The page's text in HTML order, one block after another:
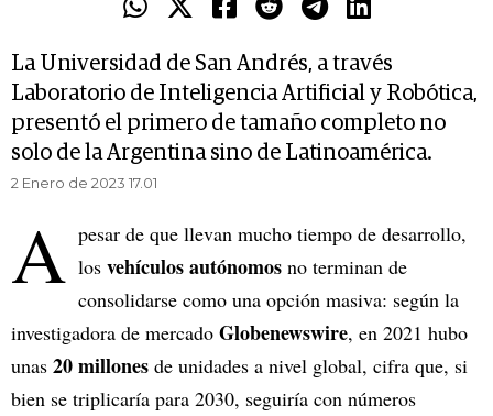
La Universidad de San Andrés, a través
Laboratorio de Inteligencia Artificial y Robótica,
presentó el primero de tamaño completo no
solo de la Argentina sino de Latinoamérica.
2 Enero de 2023 17.01
A pesar de que llevan mucho tiempo de desarrollo,
los vehículos autónomos no terminan de
consolidarse como una opción masiva: según la
investigadora de mercado Globenewswire, en 2021 hubo
unas 20 millones de unidades a nivel global, cifra que, si
bien se triplicaría para 2030, seguiría con números